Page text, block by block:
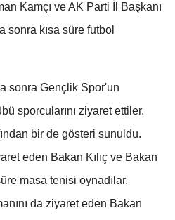
Kamçı ve AK Parti İl Başkanı
sonra kısa süre futbol
sonra Gençlik Spor'un
sporcularını ziyaret ettiler.
bir de gösteri sunuldu.
eden Bakan Kılıç ve Bakan
masa tenisi oynadılar.
da ziyaret eden Bakan